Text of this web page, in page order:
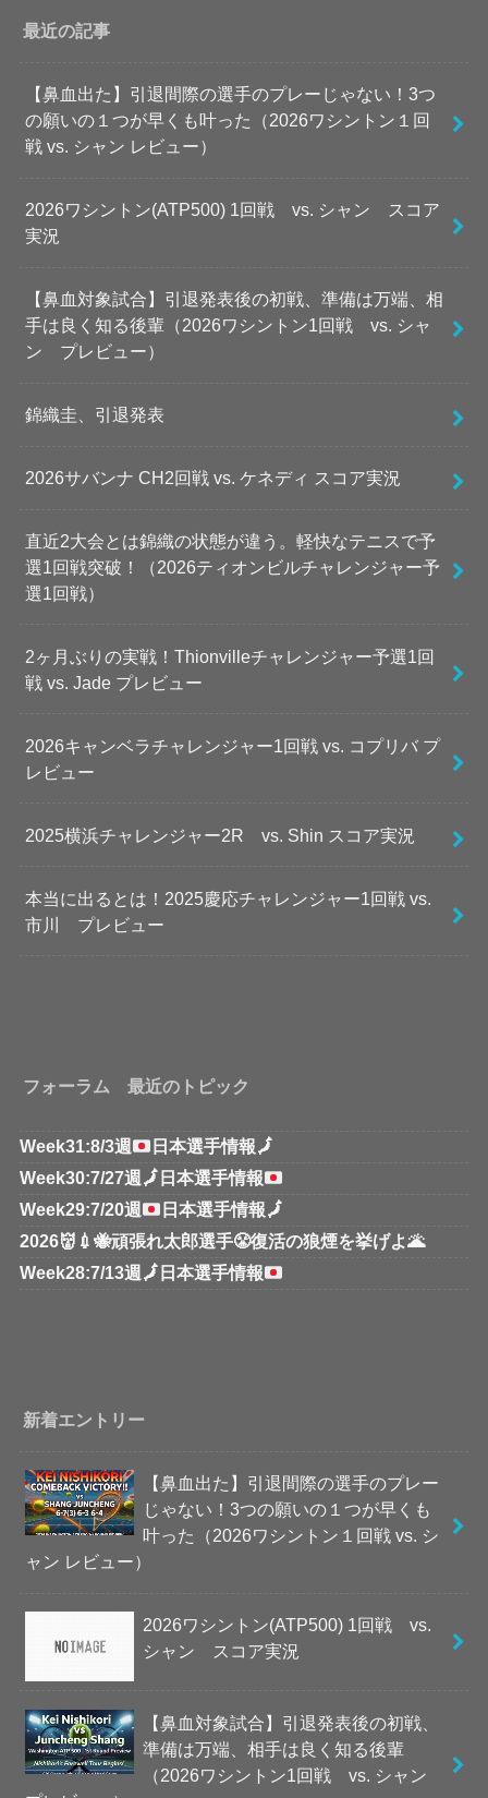
最近の記事
【鼻血出た】引退間際の選手のプレーじゃない！3つ
の願いの１つが早くも叶った（2026ワシントン１回
戦 vs. シャン レビュー）
2026ワシントン(ATP500) 1回戦 vs. シャン スコア
実況
【鼻血対象試合】引退発表後の初戦、準備は万端、相
手は良く知る後輩（2026ワシントン1回戦 vs. シャ
ン プレビュー）
錦織圭、引退発表
2026サバンナ CH2回戦 vs. ケネディ スコア実況
直近2大会とは錦織の状態が違う。軽快なテニスで予
選1回戦突破！（2026ティオンビルチャレンジャー予
選1回戦）
2ヶ月ぶりの実戦！Thionvilleチャレンジャー予選1回
戦 vs. Jade プレビュー
2026キャンベラチャレンジャー1回戦 vs. コプリバ プ
レビュー
2025横浜チャレンジャー2R vs. Shin スコア実況
本当に出るとは！2025慶応チャレンジャー1回戦 vs.
市川 プレビュー
フォーラム 最近のトピック
Week31:8/3週 日本選手情報🗾
Week30:7/27週 🗾 日本選手情報
Week29:7/20週
日本選手情報🗾
2026👹💉🐝頑張れ太郎選手😤復活の狼煙を挙げよ🌋
Week28:7/13週 🗾 日本選手情報
新着エントリー
【鼻血出た】引退間際の選手のプレー
じゃない！3つの願いの１つが早くも
叶った（2026ワシントン１回戦 vs. シ
ャン レビュー）
2026ワシントン(ATP500) 1回戦 vs.
シャン スコア実況
【鼻血対象試合】引退発表後の初戦、
準備は万端、相手は良く知る後輩
（2026ワシントン1回戦 vs. シャン